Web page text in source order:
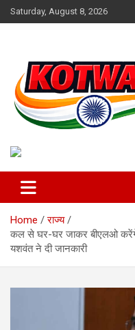
Skip
to
Saturday, August 8, 2026
kotwar.in
Home
राज्य
कल से घर-घर जाकर बीएलओ करेंगे
यशवंत ने दी जानकारी